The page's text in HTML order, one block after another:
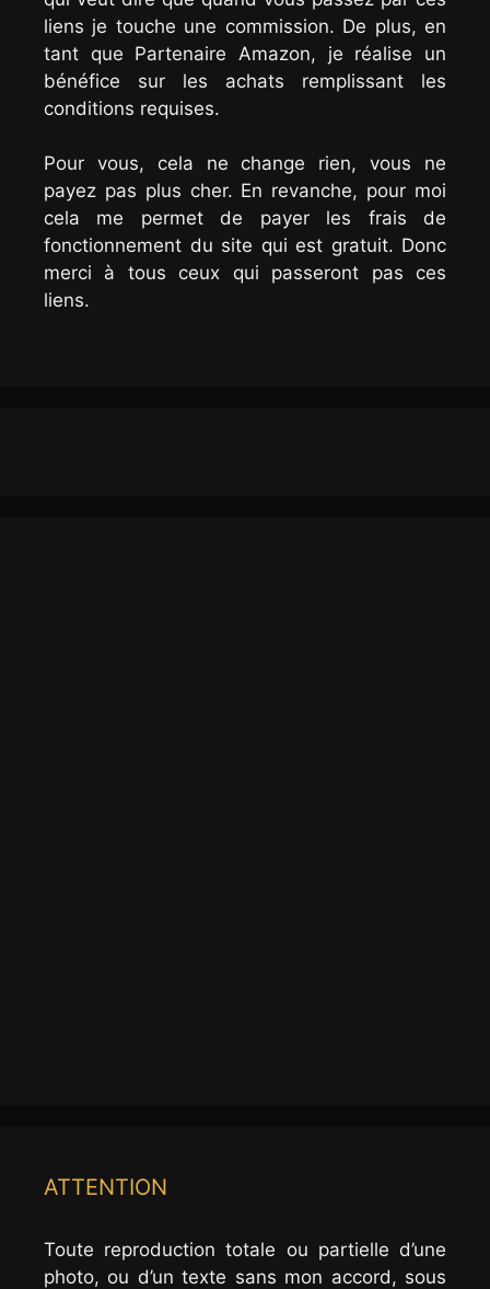
liens je touche une commission. De plus, en
tant que Partenaire Amazon, je réalise un
bénéfice sur les achats remplissant les
conditions requises.
Pour vous, cela ne change rien, vous ne
payez pas plus cher. En revanche, pour moi
cela me permet de payer les frais de
fonctionnement du site qui est gratuit. Donc
merci à tous ceux qui passeront pas ces
liens.
ATTENTION
Toute reproduction totale ou partielle d’une
photo, ou d’un texte sans mon accord, sous